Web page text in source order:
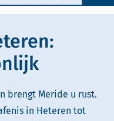
brengt Meride u rust.
in Heteren tot